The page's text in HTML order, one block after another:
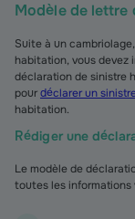
Modèle de lettre
Suite à un
habitation, vous devez
déclaration de sinistre
pourdéclarer un
habitation.
Rédiger une
Le modèle de
toutes les